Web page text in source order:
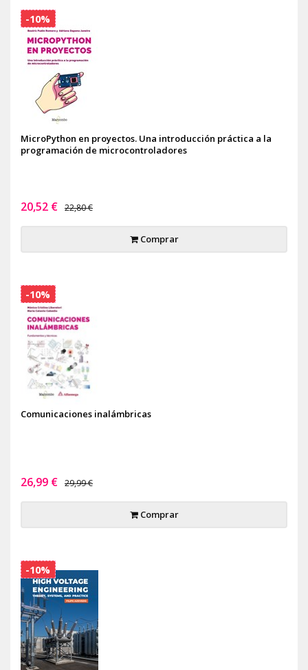
MicroPython en proyectos. Una introducción práctica a la
programación de microcontroladores
20,52 € 22,80 €
Comprar
-10%
Comunicaciones inalámbricas
26,99 € 29,99 €
Comprar
-10%
-10%